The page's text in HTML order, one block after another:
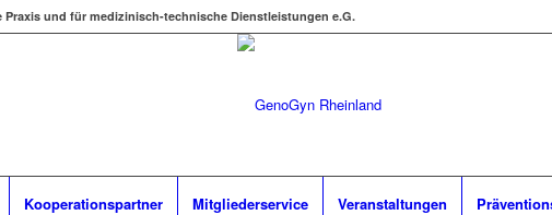
und für medizinisch-technische Dienstleistungen e.G.
Kooperationspartner Mitgliederservice Veranstaltungen